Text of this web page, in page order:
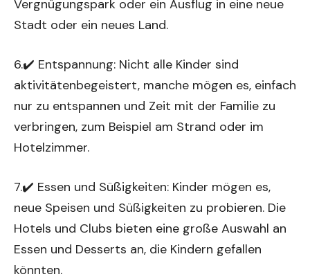
Vergnügungspark oder ein Ausflug in eine neue
Stadt oder ein neues Land.
6.✔️ Entspannung: Nicht alle Kinder sind
aktivitätenbegeistert, manche mögen es, einfach
nur zu entspannen und Zeit mit der Familie zu
verbringen, zum Beispiel am Strand oder im
Hotelzimmer.
7.✔️ Essen und Süßigkeiten: Kinder mögen es,
neue Speisen und Süßigkeiten zu probieren. Die
Hotels und Clubs bieten eine große Auswahl an
Essen und Desserts an, die Kindern gefallen
könnten.